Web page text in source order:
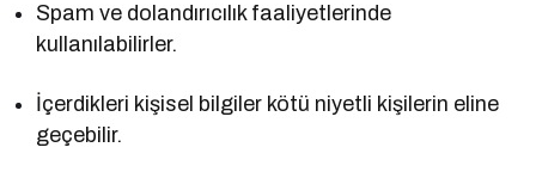
Spam ve dolandırıcılık faaliyetlerinde
kullanılabilirler.
İçerdikleri kişisel bilgiler kötü niyetli kişilerin eline
geçebilir.